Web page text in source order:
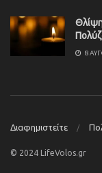
8
Διαφημιστείτε
© 2024 LifeVolos.gr